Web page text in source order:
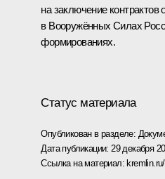
на заключение
в Вооружённых Силах
формированиях.
Статус материала
Опубликован в разделе:
Дата публикации: 29 декабря
Ссылка на материал: